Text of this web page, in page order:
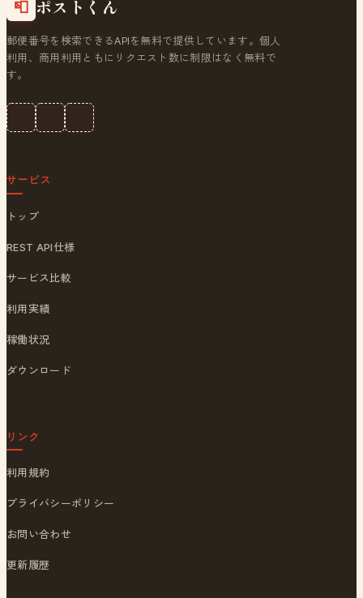
📮 ポストくん
郵便番号を検索できるAPIを無料で提供しています。個人
利用、商用利用ともにリクエスト数に制限はなく無料で
す。
サービス
トップ
REST API仕様
サービス比較
利用実績
稼働状況
ダウンロード
リンク
利用規約
プライバシーポリシー
お問い合わせ
更新履歴